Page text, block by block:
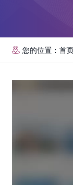
您的位置：首